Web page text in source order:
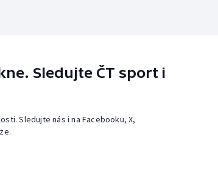
Sledujte ČT sport i
Sledujte nás i na Facebooku, X,